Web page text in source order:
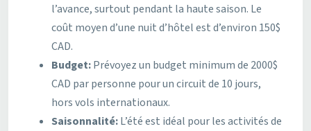
l’avance, surtout pendant la haute saison. Le
coût moyen d’une nuit d’hôtel est d’environ 150$
CAD.
Budget:Prévoyez un budget minimum de 2000$
CAD par personne pour un circuit de 10 jours,
hors vols internationaux.
Saisonnalité:L’été est idéal pour les activités de